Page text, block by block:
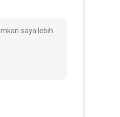
saya lebih